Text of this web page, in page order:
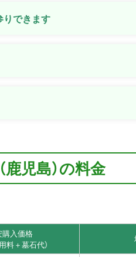
りできます
児島）の料金
購入価格
料＋墓石代）